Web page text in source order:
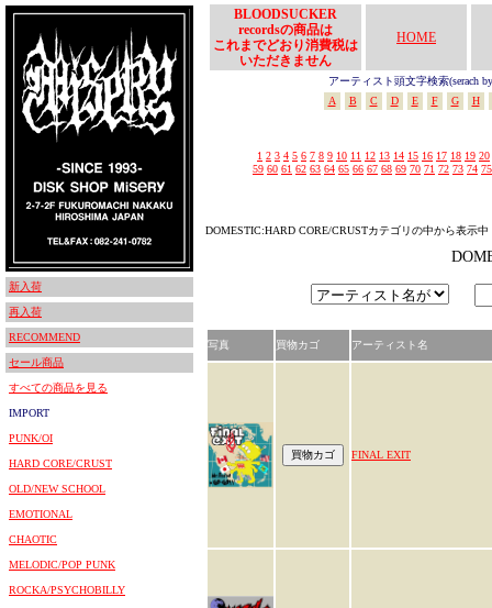
新入荷
再入荷
RECOMMEND
セール商品
すべての商品を見る
IMPORT
PUNK/OI
HARD CORE/CRUST
OLD/NEW SCHOOL
EMOTIONAL
CHAOTIC
MELODIC/POP PUNK
ROCKA/PSYCHOBILLY
BLOODSUCKER
recordsの商品は
これまでどおり消費税は
いただきません
HOME
アーティスト頭文字検索(serach
A
B C D E F G H
1 2 3 4 5 6 7 8 9 10 11 12 13 14 15 16 17 18 19 20
59 60 61 62 63 64 65 66 67 68 69 70 71 72 73 74 75
DOMESTIC:HARD CORE/CRUSTカテゴリの中から表示中
写真 買物カゴ アーティスト名
FINAL EXIT